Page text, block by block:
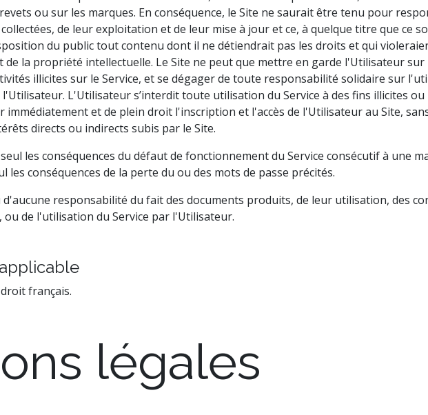
ou sur les marques. En conséquence, le Site ne saurait être tenu pour
de leur exploitation et de leur mise à jour et ce, à quelque titre que ce
du public tout contenu dont il ne détiendrait pas les droits et qui
de la propriété intellectuelle. Le Site ne peut que mettre en garde l'Utilisateur sur
illicites sur le Service, et se dégager de toute responsabilité solidaire sur
L'Utilisateur s’interdit toute utilisation du Service à des fins illicites ou
immédiatement et de plein droit l'inscription et l'accès de l'Utilisateur au Site,
directs ou indirects subis par le Site.
les conséquences du défaut de fonctionnement du Service consécutif à une
conséquences de la perte du ou des mots de passe précités.
responsabilité du fait des documents produits, de leur utilisation, des
de l'utilisation du Service par l'Utilisateur.
français.
légales